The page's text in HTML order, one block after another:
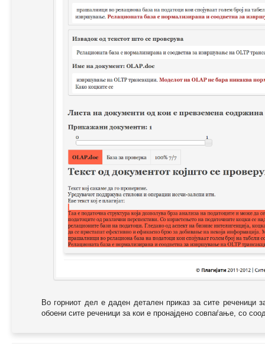
Во горниот дел е даден детален приказ за сите реченици
обоени сите реченици за кои е пронајдено совпаѓање, со